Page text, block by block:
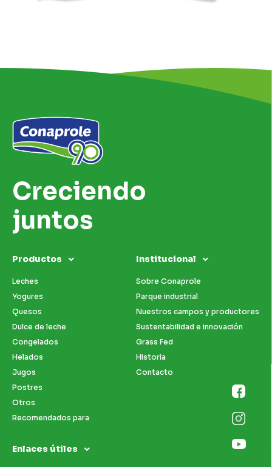
Creciendo
juntos
Productos
Leches
Yogures
Quesos
Dulce de leche
Congelados
Helados
Jugos
Postres
Otros
Recomendados para
Institucional
Sobre Conaprole
Parque industrial
Nuestros campos y productores
Sustentabilidad e innovación
Grass Fed
Historia
Contacto
Enlaces útiles